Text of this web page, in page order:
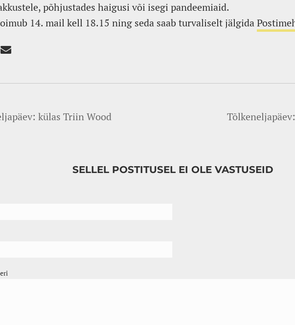
põhjustades haigusi või isegi pandeemiaid.
14. mail kell 18.15 ning seda saab turvaliselt jälgida
külas Triin Wood
SELLEL POSTITUSEL EI OLE VASTUSEID